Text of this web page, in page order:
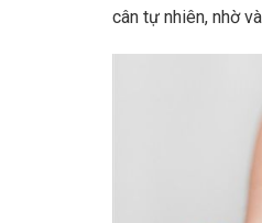
cân tự nhiên, nhờ